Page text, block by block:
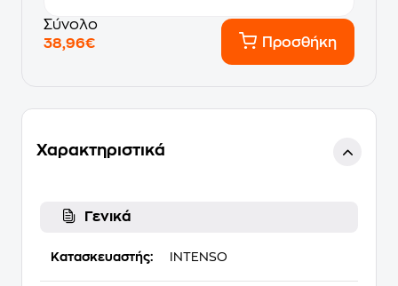
Σύνολο
38,96€
Προσθήκη
Χαρακτηριστικά
Γενικά
Κατασκευαστής: INTENSO